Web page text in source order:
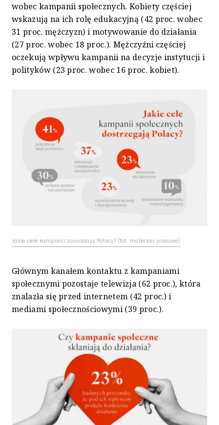
wobec kampanii społecznych. Kobiety częściej
wskazują na ich rolę edukacyjną (42 proc. wobec
31 proc. mężczyzn) i motywowanie do działania
(27 proc. wobec 18 proc.). Mężczyźni częściej
oczekują wpływu kampanii na decyzje instytucji i
polityków (23 proc. wobec 16 proc. kobiet).
Jakie cele kampanii zauważają Polacy? (fot. materiały prasowe)
Głównym kanałem kontaktu z kampaniami
społecznymi pozostaje telewizja (62 proc.), która
znalazła się przed internetem (42 proc.) i
mediami społecznościowymi (39 proc.).